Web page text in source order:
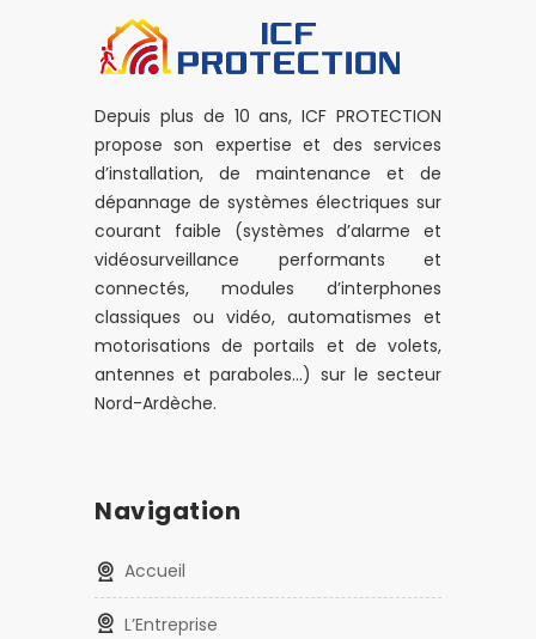
Depuis plus de 10 ans, ICF PROTECTION
propose son expertise et des services
d’installation, de maintenance et de
dépannage de systèmes électriques sur
courant faible (systèmes d’alarme et
vidéosurveillance performants et
connectés, modules d’interphones
classiques ou vidéo, automatismes et
motorisations de portails et de volets,
antennes et paraboles…) sur le secteur
Nord-Ardèche.
Navigation
Accueil
L’Entreprise